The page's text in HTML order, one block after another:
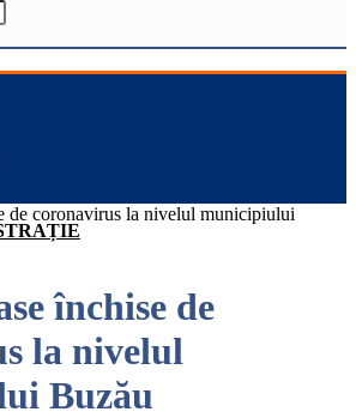
închise de
la nivelul
Buzău